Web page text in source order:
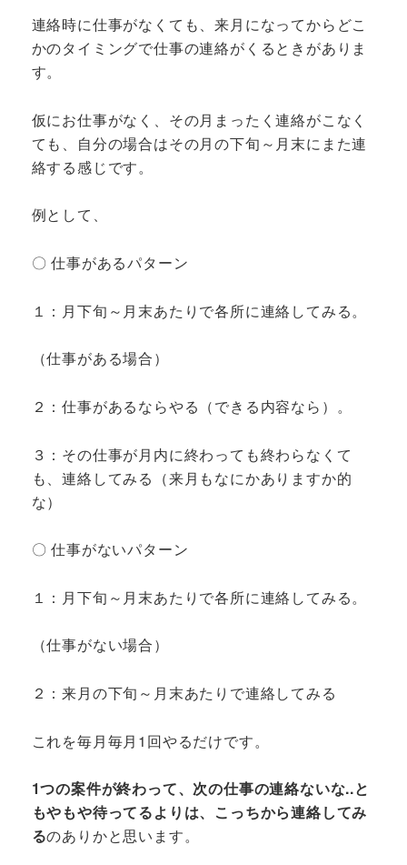
連絡時に仕事がなくても、来月になってからどこ
かのタイミングで仕事の連絡がくるときがありま
す。
仮にお仕事がなく、その月まったく連絡がこなく
ても、自分の場合はその月の下旬～月末にまた連
絡する感じです。
例として、
〇 仕事があるパターン
１：月下旬～月末あたりで各所に連絡してみる。
（仕事がある場合）
２：仕事があるならやる（できる内容なら）。
３：その仕事が月内に終わっても終わらなくて
も、連絡してみる（来月もなにかありますか的
な）
〇 仕事がないパターン
１：月下旬～月末あたりで各所に連絡してみる。
（仕事がない場合）
２：来月の下旬～月末あたりで連絡してみる
これを毎月毎月1回やるだけです。
1つの案件が終わって、次の仕事の連絡ないな..と
もやもや待ってるよりは、こっちから連絡してみ
るのありかと思います。